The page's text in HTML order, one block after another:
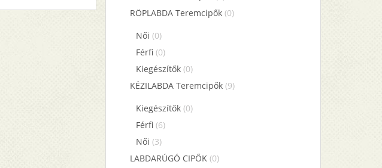
RÖPLABDA Teremcipők (0)
Női (0)
Férfi (0)
Kiegészítők (0)
KÉZILABDA Teremcipők (9)
Kiegészítők (0)
Férfi (6)
Női (3)
LABDARÚGÓ CIPŐK (0)